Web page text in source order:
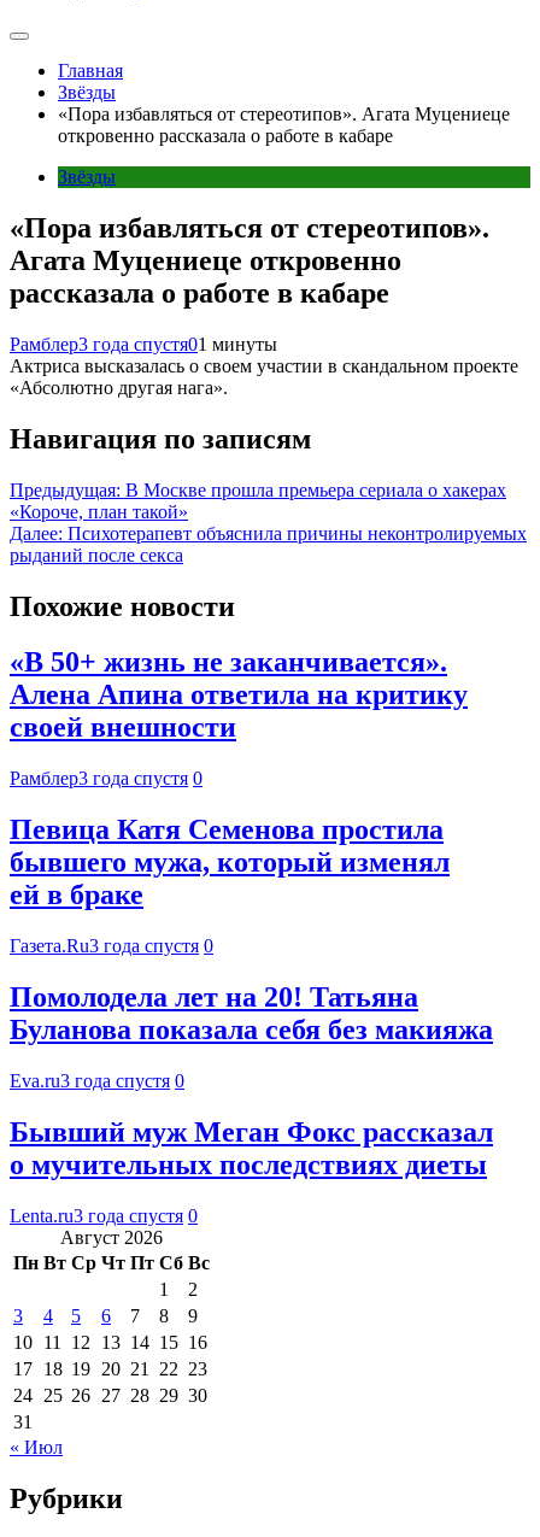
Главная
Звёзды
«Пора избавляться от стереотипов». Агата Муцениеце
откровенно рассказала о работе в кабаре
Звёзды
«Пора избавляться от стереотипов».
Агата Муцениеце откровенно
рассказала о работе в кабаре
Рамблер3 года спустя01 минуты
Актриса высказалась о своем участии в скандальном проекте
«Абсолютно другая нага».
Навигация по записям
Предыдущая: В Москве прошла премьера сериала о хакерах
«Короче, план такой»
Далее: Психотерапевт объяснила причины неконтролируемых
рыданий после секса
Похожие новости
«В 50+ жизнь не заканчивается».
Алена Апина ответила на критику
своей внешности
Рамблер3 года спустя 0
Певица Катя Семенова простила
бывшего мужа, который изменял
ей в браке
Газета.Ru3 года спустя 0
Помолодела лет на 20! Татьяна
Буланова показала себя без макияжа
Eva.ru3 года спустя 0
Бывший муж Меган Фокс рассказал
о мучительных последствиях диеты
Lenta.ru3 года спустя 0
Август 2026
Пн Вт Ср Чт Пт Сб Вс
1
2
3
4 5 6 7 8
9
10 11 12 13 14 15 16
17 18 19 20 21 22 23
24 25 26 27 28 29 30
31
« Июл
Рубрики